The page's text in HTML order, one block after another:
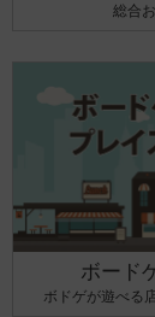
総合
ボード
ボドゲが遊べる